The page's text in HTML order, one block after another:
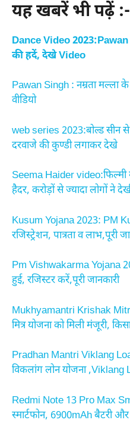
यह खबरें भी पढ़ें :-
Dance Video
की हदें, देखे Video
Pawan Singh : नम्रता मल्ला
वीडियो
web series 2023:बोल्ड सीन
दरवाजे की कुण्डी लगाकर देखे
Seema Haider video:फिल्मी
हैदर, करोड़ों से ज्यादा लोगों ने
Kusum Yojana 2023: PM
रजिस्ट्रेशन, पात्रता व लाभ,पूरी
Pm Vishwakarma Yojana
हुई, रजिस्टर करें,पूरी जानकारी
Mukhyamantri Krishak
मित्र योजना को मिली मंजूरी,
Pradhan Mantri Viklang
विकलांग लोन योजना
Redmi Note 13 Pro Max
स्मार्टफोन, 6900mAh बैटरी